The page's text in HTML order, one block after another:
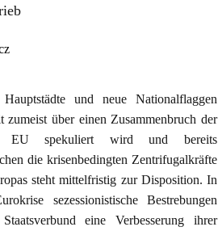
und neue Nationalflaggen
über einen Zusammenbruch der
EU spekuliert wird und bereits
die krisenbedingten Zentrifugalkräfte
steht mittelfristig zur Disposition. In
sezessionistische Bestrebungen
eine Verbesserung ihrer